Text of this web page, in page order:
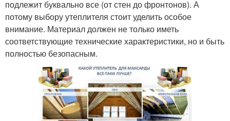
подлежит буквально все (от стен до фронтонов). А
потому выбору утеплителя стоит уделить особое
внимание. Материал должен не только иметь
соответствующие технические характеристики, но и быть
полностью безопасным.